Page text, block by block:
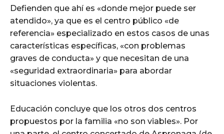
Defienden que ahí es «donde mejor puede ser
atendido», ya que es el centro público «de
referencia» especializado en estos casos de unas
características específicas, «con problemas
graves de conducta» y que necesitan de una
«seguridad extraordinaria» para abordar
situaciones violentas.
Educación concluye que los otros dos centros
propuestos por la familia «no son viables». Por